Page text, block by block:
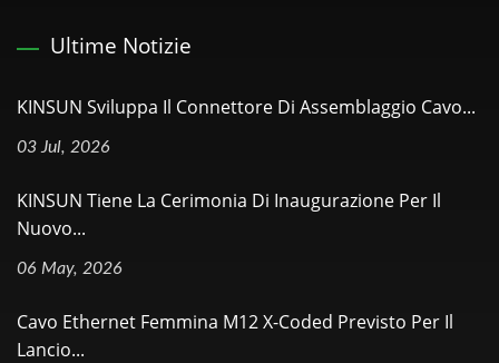
Ultime Notizie
KINSUN Sviluppa Il Connettore Di Assemblaggio Cavo...
03 Jul, 2026
KINSUN Tiene La Cerimonia Di Inaugurazione Per Il
Nuovo...
06 May, 2026
Cavo Ethernet Femmina M12 X-Coded Previsto Per Il
Lancio...